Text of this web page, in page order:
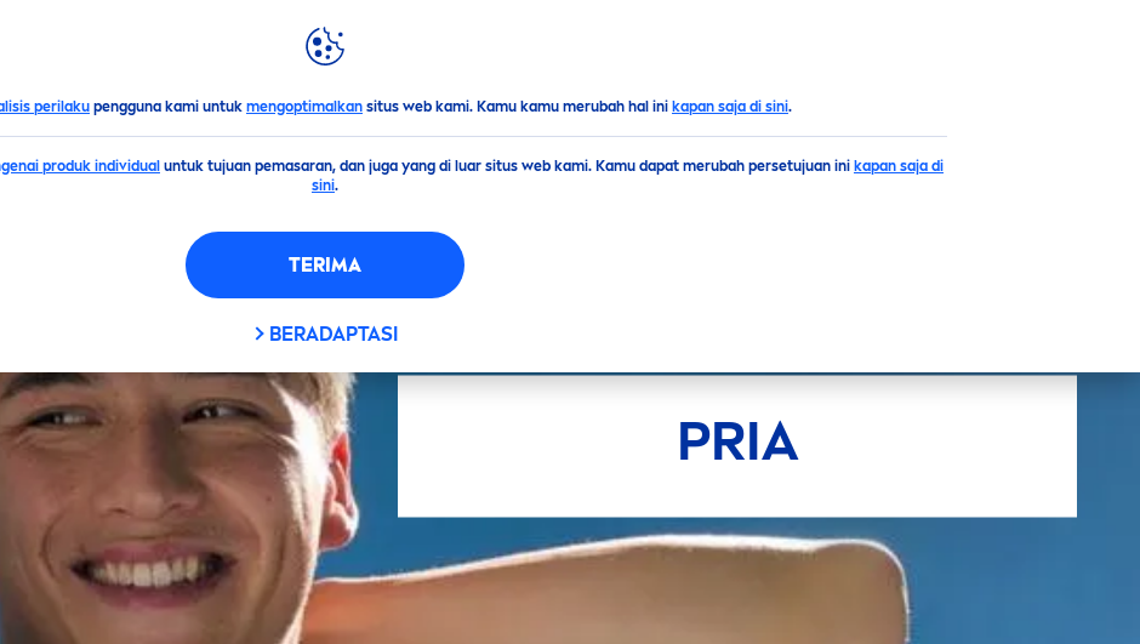
perilakupengguna kami untuk mengoptimalkansitus web kami. Kamu kamu merubah hal ini kapan saja di sini.
produk individual untuk tujuan pemasaran, dan juga yang di luar situs web kami. Kamu dapat merubah persetujuan ini kapan saja di
sini.
TERIMA
BERADAPTASI
PRIA
TERAPKAN